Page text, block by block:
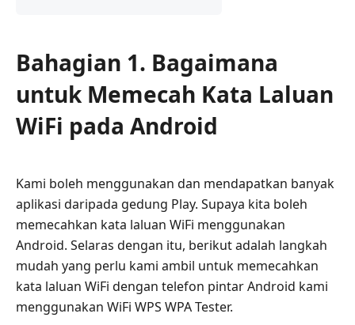
untuk
Memecah
Kata
Laluan
WiFi
Bahagian
2.
Bagaimana
Memecah
Kata
Laluan
Bahagian 1. Bagaimana
untuk Memecah Kata Laluan
WiFi pada Android
Kami boleh menggunakan dan mendapatkan banyak
aplikasi daripada gedung Play. Supaya kita boleh
memecahkan kata laluan WiFi menggunakan
Android. Selaras dengan itu, berikut adalah langkah
mudah yang perlu kami ambil untuk memecahkan
kata laluan WiFi dengan telefon pintar Android kami
menggunakan WiFi WPS WPA Tester.